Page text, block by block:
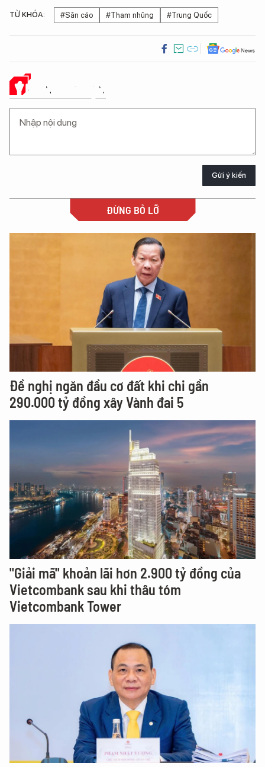
TỪ KHÓA: #Săn cáo #Tham nhũng #Trung Quốc
Ý KIẾN CỦA BẠN
Gửi ý kiến
ĐỪNG BỎ LỠ
Đề nghị ngăn đầu cơ đất khi chi gần
290.000 tỷ đồng xây Vành đai 5
"Giải mã" khoản lãi hơn 2.900 tỷ đồng của
Vietcombank sau khi thâu tóm
Vietcombank Tower